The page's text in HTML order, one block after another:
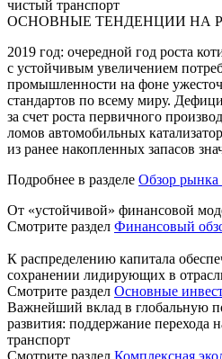
чистый транспорт
ОСНОВНЫЕ ТЕНДЕНЦИИ НА
2019 год: очередной год роста
с устойчивым увеличением
промышленности на фоне
стандартов по всему миру.
за счет роста первичного
ломов автомобильных
из ранее накопленных запасов
Подробнее в разделе Обзор рынка
От «устойчивой» финансовой
Смотрите раздел Финансовый
К распределению капитала
сохранении лидирующих в
Смотрите раздел Основные
Важнейший вклад в глобальную
развития: поддержание перехода
транспорт
Смотрите раздел Комплексная